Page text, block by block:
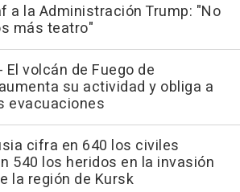
a la Administración Trump: "No
más teatro"
El volcán de Fuego de
su actividad y obliga a
evacuaciones
cifra en 640 los civiles
540 los heridos en la invasión
la región de Kursk